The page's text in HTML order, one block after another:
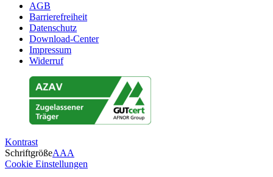
AGB
Barrierefreiheit
Datenschutz
Download-Center
Impressum
Widerruf
Kontrast
SchriftgrößeAAA
Cookie Einstellungen